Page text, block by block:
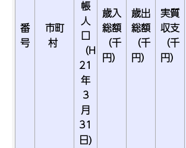
番
号
市町
村
帳
人
口
（H
21
年
3
月
31
日)
歳入
総額
（千
円）
歳出
総額
（千
円）
実質
収支
（千
円）